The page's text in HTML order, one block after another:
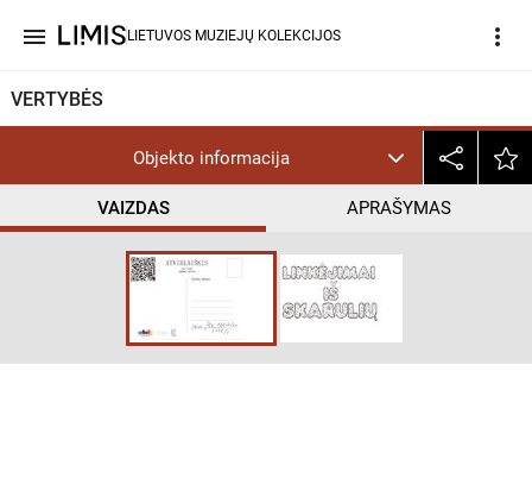
menu LIETUVOS MUZIEJŲ KOLEKCIJOS more_vert
VERTYBĖS
Objekto informacija
VAIZDAS APRAŠYMAS